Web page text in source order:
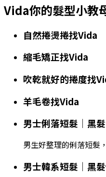
Vida你的髮型小教
自然捲燙捲找Vida
縮毛矯正找Vida
吹乾就好的捲度找
羊毛卷找Vida
男士俐落短髮｜黑
男生好整理的俐落短髮
男士韓系短髮｜黑